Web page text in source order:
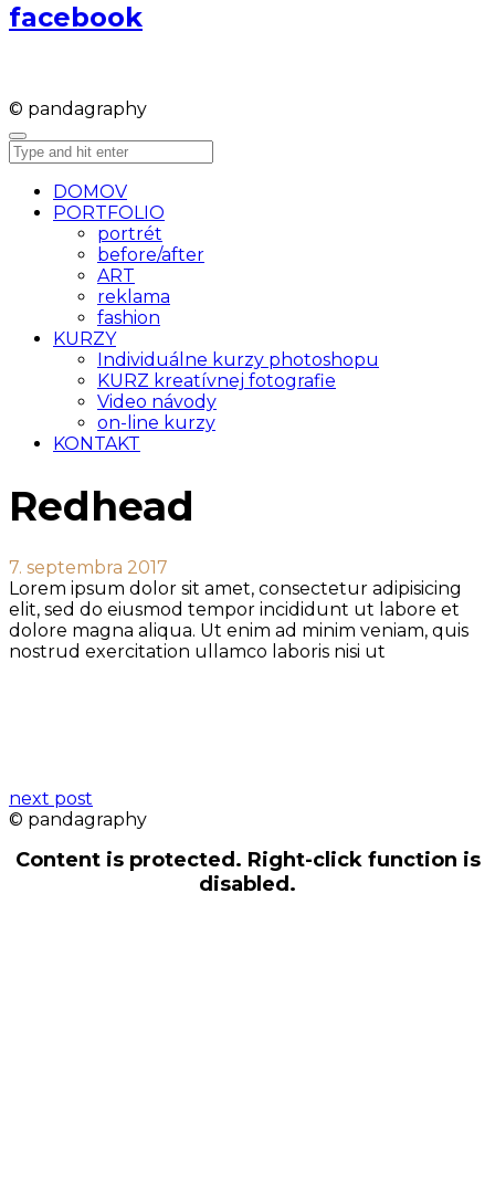
facebook
© pandagraphy
DOMOV
PORTFOLIO
portrét
before/after
ART
reklama
fashion
KURZY
Individuálne kurzy photoshopu
KURZ kreatívnej fotografie
Video návody
on-line kurzy
KONTAKT
Redhead
7. septembra 2017
Lorem ipsum dolor sit amet, consectetur adipisicing
elit, sed do eiusmod tempor incididunt ut labore et
dolore magna aliqua. Ut enim ad minim veniam, quis
nostrud exercitation ullamco laboris nisi ut
next post
© pandagraphy
Content is protected. Right-click function is
disabled.